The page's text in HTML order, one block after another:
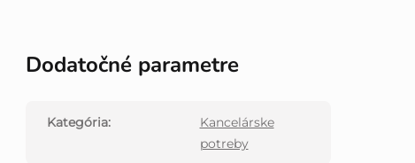
Dodatočné parametre
Kategória:
Kancelárske
potreby